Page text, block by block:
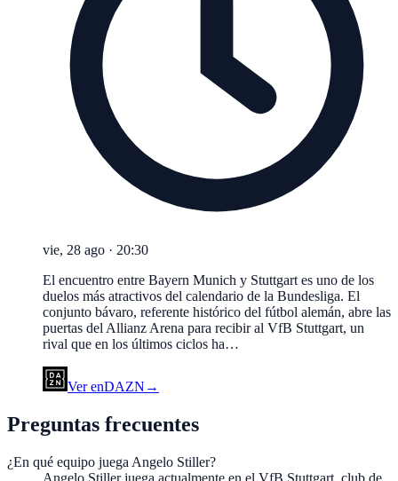
vie, 28 ago · 20:30
El encuentro entre Bayern Munich y Stuttgart es uno de los
duelos más atractivos del calendario de la Bundesliga. El
conjunto bávaro, referente histórico del fútbol alemán, abre las
puertas del Allianz Arena para recibir al VfB Stuttgart, un
rival que en los últimos ciclos ha…
Ver enDAZN →
Preguntas frecuentes
¿En qué equipo juega Angelo Stiller?